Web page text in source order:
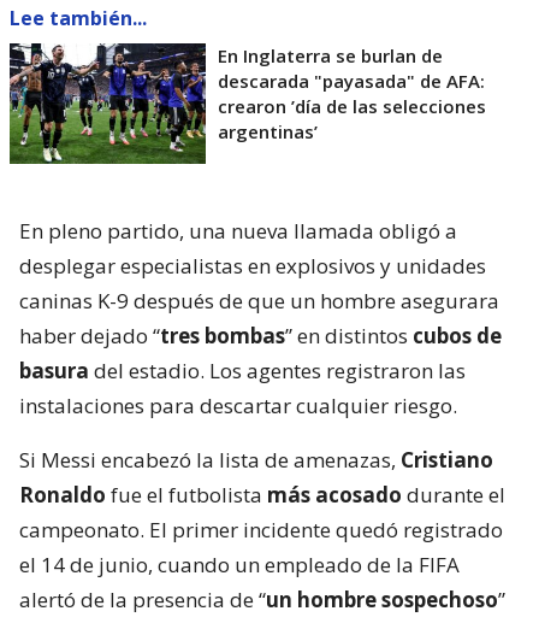
Lee también...
En Inglaterra se burlan de
descarada "payasada" de AFA:
crearon ’día de las selecciones
argentinas’
En pleno partido, una nueva llamada obligó a
desplegar especialistas en explosivos y unidades
caninas K-9 después de que un hombre asegurara
haber dejado “tres bombas” en distintos cubos de
basura del estadio. Los agentes registraron las
instalaciones para descartar cualquier riesgo.
Si Messi encabezó la lista de amenazas, Cristiano
Ronaldo fue el futbolista más acosado durante el
campeonato. El primer incidente quedó registrado
el 14 de junio, cuando un empleado de la FIFA
alertó de la presencia de “un hombre sospechoso”